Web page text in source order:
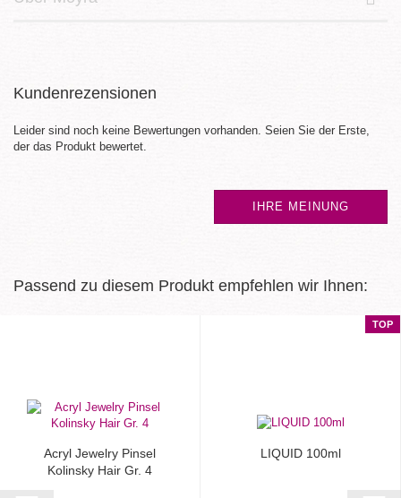
Kundenrezensionen
Leider sind noch keine Bewertungen vorhanden. Seien Sie der Erste,
der das Produkt bewertet.
IHRE MEINUNG
Passend zu diesem Produkt empfehlen wir Ihnen:
Acryl Jewelry Pinsel
Kolinsky Hair Gr. 4
TOP
LIQUID 100ml